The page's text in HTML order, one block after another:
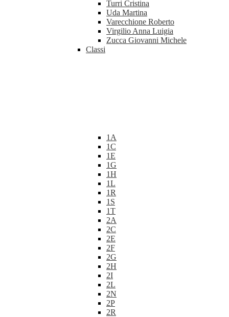
Turri Cristina
Uda Martina
Varecchione Roberto
Virgilio Anna Luigia
Zucca Giovanni Michele
Classi
1A
1C
1E
1G
1H
1L
1R
1S
1T
2A
2C
2E
2F
2G
2H
2I
2L
2N
2P
2R